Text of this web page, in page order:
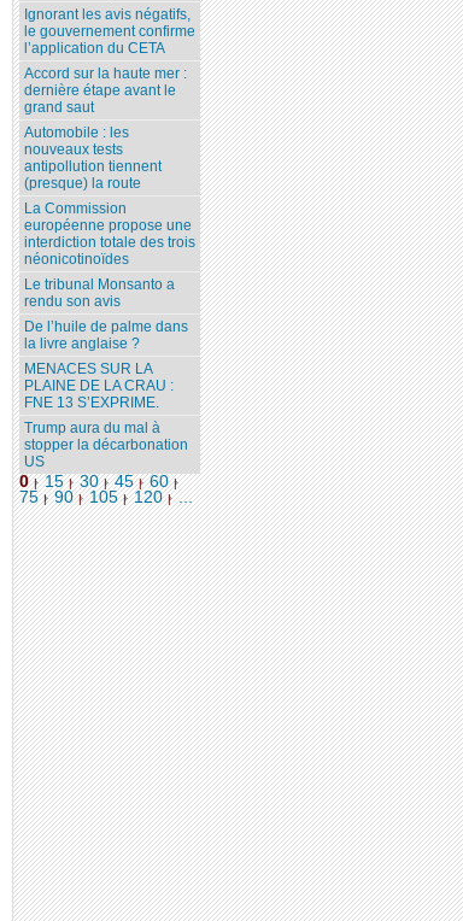
Ignorant les avis négatifs,
le gouvernement confirme
l’application du CETA
Accord sur la haute mer :
dernière étape avant le
grand saut
Automobile : les
nouveaux tests
antipollution tiennent
(presque) la route
La Commission
européenne propose une
interdiction totale des trois
néonicotinoïdes
Le tribunal Monsanto a
rendu son avis
De l’huile de palme dans
la livre anglaise ?
MENACES SUR LA
PLAINE DE LA CRAU :
FNE 13 S’EXPRIME.
Trump aura du mal à
stopper la décarbonation
US
0 | 15 | 30 | 45 | 60 |
75 | 90 | 105 | 120 | ...